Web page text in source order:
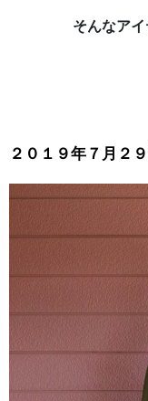
そんなアイ
２０１９年７月２